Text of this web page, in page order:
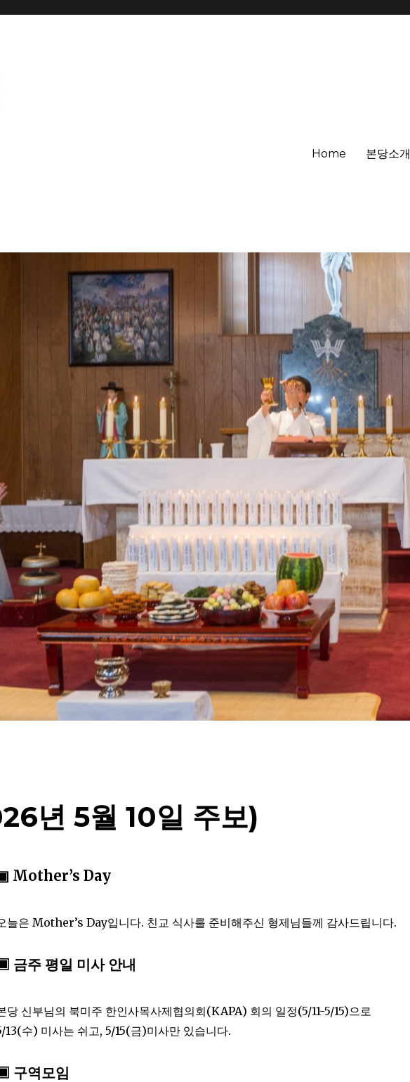
Home 본당소개
년 5월 10일 주보)
Mother’s Day
늘은 Mother’s Day입니다. 친교 식사를 준비해주신 형제님들께 감사드립니다.
금주 평일 미사 안내
당 신부님의 북미주 한인사목사제협의회(KAPA) 회의 일정(5/11-5/15)으로
13(수) 미사는 쉬고, 5/15(금)미사만 있습니다.
구역모임